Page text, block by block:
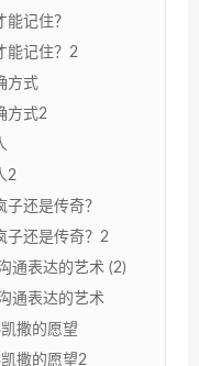
记住？
能记住？2
方式
方式2
2
还是传奇？
子还是传奇？2
通表达的艺术 (2)
通表达的艺术
撒的愿望
撒的愿望2